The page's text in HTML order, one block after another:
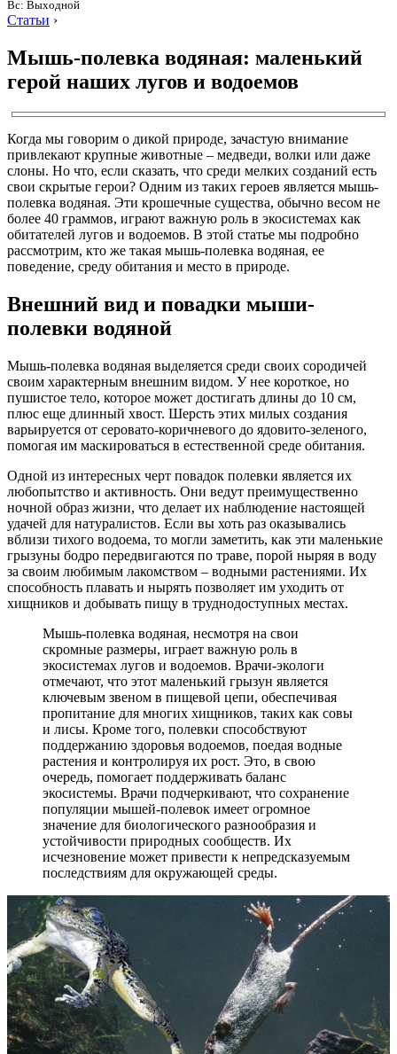
Вс: Выходной
Статьи ›
Мышь-полевка водяная: маленький
герой наших лугов и водоемов
Когда мы говорим о дикой природе, зачастую внимание
привлекают крупные животные – медведи, волки или даже
слоны. Но что, если сказать, что среди мелких созданий есть
свои скрытые герои? Одним из таких героев является мышь-
полевка водяная. Эти крошечные существа, обычно весом не
более 40 граммов, играют важную роль в экосистемах как
обитателей лугов и водоемов. В этой статье мы подробно
рассмотрим, кто же такая мышь-полевка водяная, ее
поведение, среду обитания и место в природе.
Внешний вид и повадки мыши-
полевки водяной
Мышь-полевка водяная выделяется среди своих сородичей
своим характерным внешним видом. У нее короткое, но
пушистое тело, которое может достигать длины до 10 см,
плюс еще длинный хвост. Шерсть этих милых создания
варьируется от серовато-коричневого до ядовито-зеленого,
помогая им маскироваться в естественной среде обитания.
Одной из интересных черт повадок полевки является их
любопытство и активность. Они ведут преимущественно
ночной образ жизни, что делает их наблюдение настоящей
удачей для натуралистов. Если вы хоть раз оказывались
вблизи тихого водоема, то могли заметить, как эти маленькие
грызуны бодро передвигаются по траве, порой ныряя в воду
за своим любимым лакомством – водными растениями. Их
способность плавать и нырять позволяет им уходить от
хищников и добывать пищу в труднодоступных местах.
Мышь-полевка водяная, несмотря на свои
скромные размеры, играет важную роль в
экосистемах лугов и водоемов. Врачи-экологи
отмечают, что этот маленький грызун является
ключевым звеном в пищевой цепи, обеспечивая
пропитание для многих хищников, таких как совы
и лисы. Кроме того, полевки способствуют
поддержанию здоровья водоемов, поедая водные
растения и контролируя их рост. Это, в свою
очередь, помогает поддерживать баланс
экосистемы. Врачи подчеркивают, что сохранение
популяции мышей-полевок имеет огромное
значение для биологического разнообразия и
устойчивости природных сообществ. Их
исчезновение может привести к непредсказуемым
последствиям для окружающей среды.